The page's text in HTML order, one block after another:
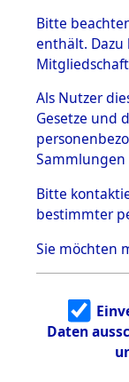
BESTÄNDE
1.
mente
5.
5.3
5.3.1
zu
en
5.3.2
g
5.3.3
Bitte
enthält. Dazu
Als Nutzer
Gesetze und
Bitte
bestimmter
Sie möchten
Daten